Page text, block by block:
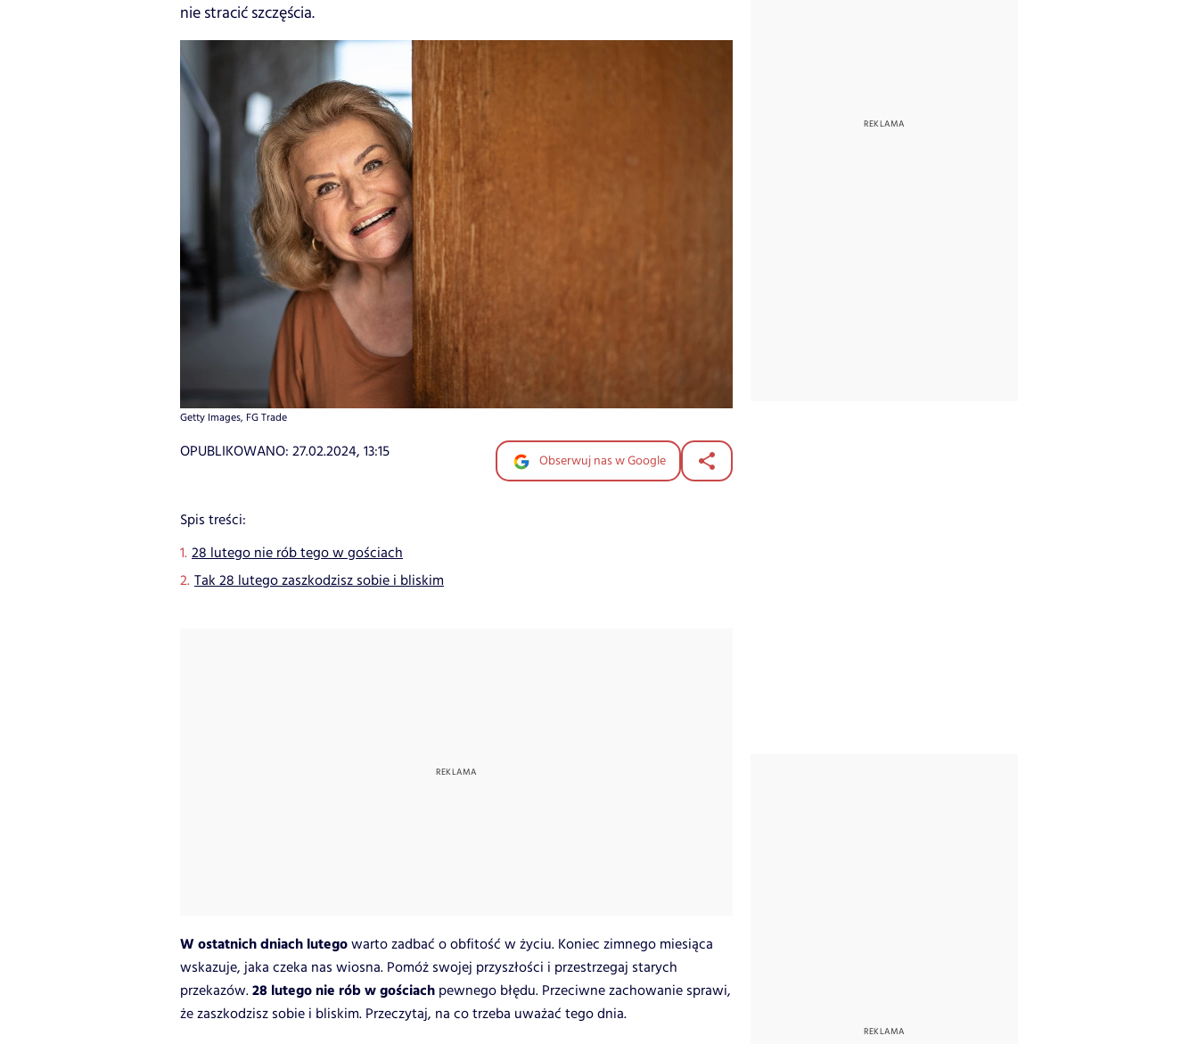
nie stracić szczęścia.
Getty Images, FG Trade
OPUBLIKOWANO: 27.02.2024, 13:15 Obserwuj nas w Google
Spis treści:
28 lutego nie rób tego w gościach
Tak 28 lutego zaszkodzisz sobie i bliskim
W ostatnich dniach lutegowarto zadbać o obfitość w życiu. Koniec zimnego miesiąca
wskazuje, jaka czeka nas wiosna. Pomóż swojej przyszłości i przestrzegaj starych
przekazów.28 lutego nie rób w gościach pewnego błędu. Przeciwne zachowanie sprawi,
że zaszkodzisz sobie i bliskim. Przeczytaj, na co trzeba uważać tego dnia.